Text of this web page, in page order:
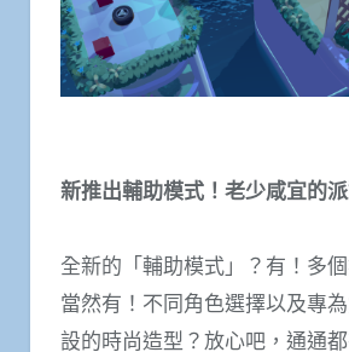
新推出輔助模式！老少咸宜的
全新的「輔助模式」？有！多
當然有！不同角色選擇以及專
設的時尚造型？放心吧，通通